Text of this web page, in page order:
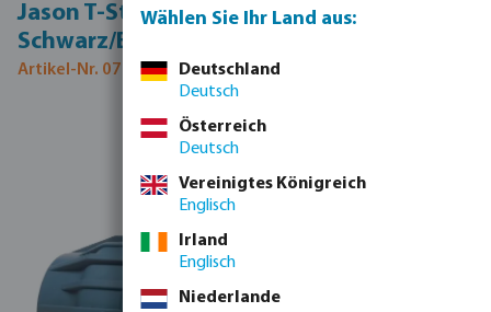
Jason T-Stück 90° PP 40 mm Klemm 16bar
Schwarz/Blau DVGW/KIWA/WRAS/SVGW
Artikel-Nr. 0706840
Bildergalerie überspringen
Wählen Sie Ihr Land aus:
Deutschland
Deutsch
Österreich
Deutsch
Vereinigtes Königreich
Englisch
Irland
Englisch
Niederlande